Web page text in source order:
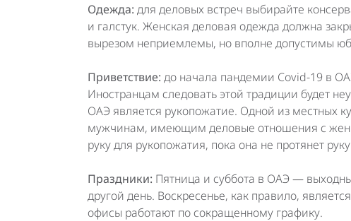
Одежда: для деловых встреч выбирайте
и галстук. Женская деловая одежда должна
вырезом неприемлемы, но вполне допустимы
Приветствие: до начала пандемии Covid-19 в
Иностранцам следовать этой традиции будет
ОАЭ является рукопожатие. Одной из местных
мужчинам, имеющим деловые отношения с
руку для рукопожатия, пока она не протянет
Праздники: Пятница и суббота в ОАЭ —
другой день. Воскресенье, как правило,
офисы работают по сокращенному графику.